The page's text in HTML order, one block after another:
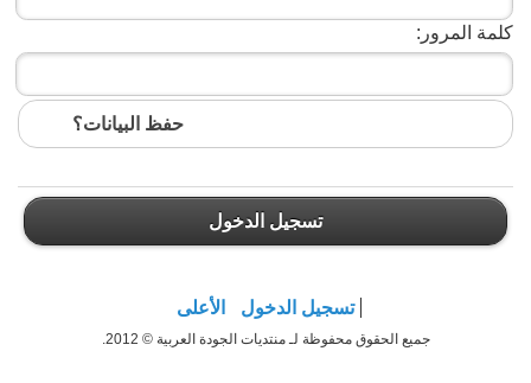
كلمة المرور:
حفظ البيانات؟
تسجيل الدخول
تسجيل الدخول الأعلى
جميع الحقوق محفوظة لـ منتديات الجودة العربية © 2012.